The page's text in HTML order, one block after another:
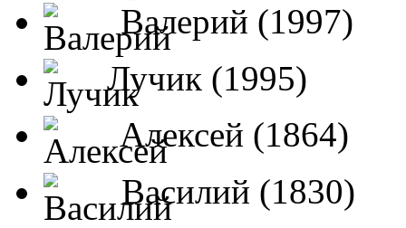
Валерий (1997)
Лучик (1995)
Алексей (1864)
Василий (1830)